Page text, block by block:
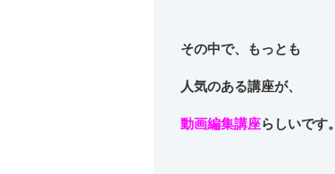
その中で、もっとも
人気のある講座が、
動画編集講座らしいです。